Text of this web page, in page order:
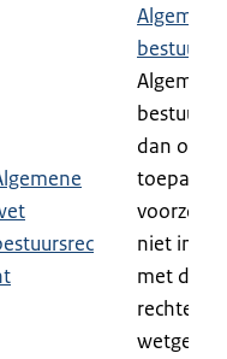
dan ook
niet in
met de